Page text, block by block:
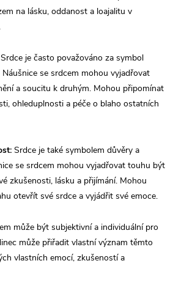
na lásku, oddanost a loajalitu v
Srdce je často považováno za symbol
se srdcem mohou vyjadřovat
a soucitu k druhým. Mohou připomínat
ohleduplnosti a péče o blaho ostatních
Srdce je také symbolem důvěry a
se srdcem mohou vyjadřovat touhu být
zkušenosti, lásku a přijímání. Mohou
otevřít své srdce a vyjádřit své emoce.
může být subjektivní a individuální pro
může přiřadit vlastní význam těmto
vlastních emocí, zkušeností a